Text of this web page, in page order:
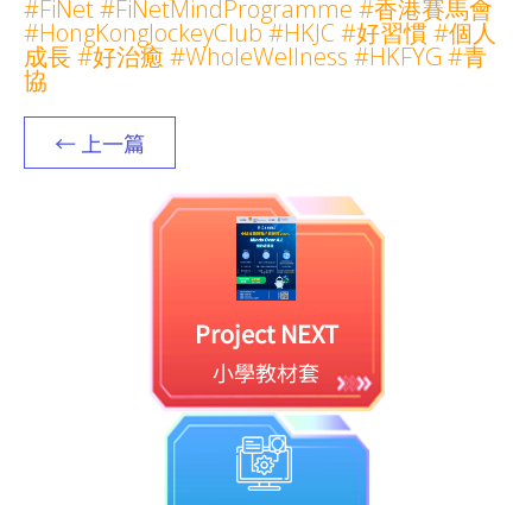
#FiNet #FiNetMindProgramme #香港賽馬會
#HongKongJockeyClub #HKJC #好習慣 #個人
成長 #好治癒 #WholeWellness #HKFYG #青
協
← 上一篇
Project NEXT
小學教材套